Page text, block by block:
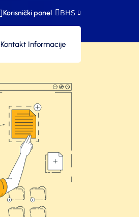
Korisnički panel BHS
Kontakt Informacije